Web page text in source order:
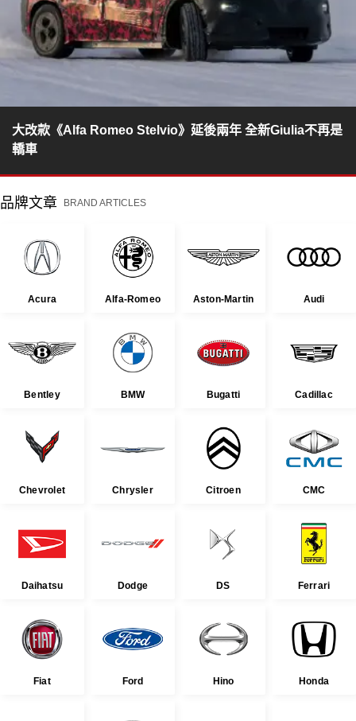
大改款《Alfa Romeo Stelvio》延後兩年 全新Giulia不再是
轎車
品牌文章 BRAND ARTICLES
Acura Alfa-Romeo Aston-Martin Audi
Bentley BMW Bugatti Cadillac
Chevrolet Chrysler Citroen CMC
Daihatsu Dodge DS Ferrari
Fiat Ford Hino Honda